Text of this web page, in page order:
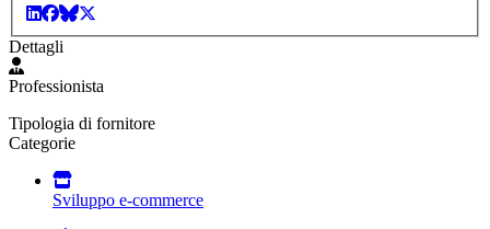
Dettagli
Professionista
Tipologia di fornitore
Categorie
Sviluppo e-commerce